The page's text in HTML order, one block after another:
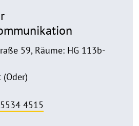
59, Räume: HG 113b-
4515